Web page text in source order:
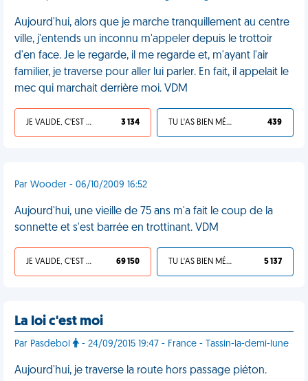
Aujourd'hui, alors que je marche tranquillement au centre
ville, j'entends un inconnu m'appeler depuis le trottoir
d'en face. Je le regarde, il me regarde et, m'ayant l'air
familier, je traverse pour aller lui parler. En fait, il appelait le
mec qui marchait derrière moi. VDM
JE VALIDE, C'EST UNE VDM 3 134 TU L'AS BIEN MÉRITÉ 439
Par Wooder - 06/10/2009 16:52
Aujourd'hui, une vieille de 75 ans m'a fait le coup de la
sonnette et s'est barrée en trottinant. VDM
JE VALIDE, C'EST UNE VDM 69 150 TU L'AS BIEN MÉRITÉ 5 137
La loi c'est moi
Par Pasdebol - 24/09/2015 19:47 - France - Tassin-la-demi-lune
Aujourd'hui, je traverse la route hors passage piéton.